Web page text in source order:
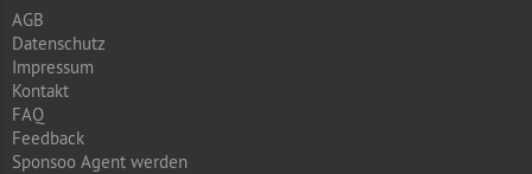
AGB
Datenschutz
Impressum
Kontakt
FAQ
Feedback
Sponsoo Agent werden